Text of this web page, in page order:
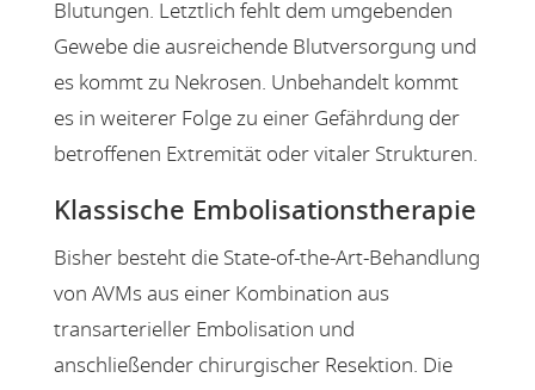
Blutungen. Letztlich fehlt dem umgebenden
Gewebe die ausreichende Blutversorgung und
es kommt zu Nekrosen. Unbehandelt kommt
es in weiterer Folge zu einer Gefährdung der
betroffenen Extremität oder vitaler Strukturen.
Klassische Embolisationstherapie
Bisher besteht die State-of-the-Art-Behandlung
von AVMs aus einer Kombination aus
transarterieller Embolisation und
anschließender chirurgischer Resektion. Die